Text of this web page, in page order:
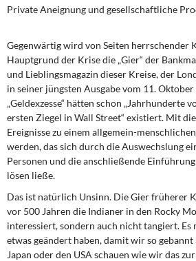
Über mich
Kontakt
Private Aneignung und gesellschaftliche
Gegenwärtig wird von Seiten herrschender
Hauptgrund der Krise die „Gier“ der
und Lieblingsmagazin dieser Kreise, der
in seiner jüngsten Ausgabe vom 11.
„Geldexzesse“ hätten schon „Jahrhunderte
ersten Ziegel in Wall Street“ existiert. Mit
Ereignisse zu einem allgemein-
werden, das sich durch die Auswechslung
Personen und die anschließende
lösen ließe.
Das ist natürlich Unsinn. Die Gier früherer
vor 500 Jahren die Indianer in den Rocky
interessiert, sondern auch nicht tangiert. Es
etwas geändert haben, damit wir so
Japan oder den USA schauen wie wir das